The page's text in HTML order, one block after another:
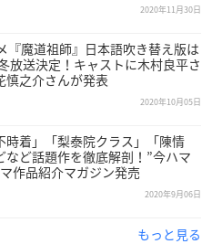
早見沙織
森川智之
土屋神葉
壮馬
江夏樹
：赤羽根健治
長
行
2020年11月30日
『魔道祖師』日本語吹き替え版は
放送決定！キャストに木村良平さ
慎之介さんが発表
2020年10月05日
時着」「梨泰院クラス」「陳情
など話題作を徹底解剖！”今ハマ
作品紹介マガジン発売
2020年9月06日
もっと見る